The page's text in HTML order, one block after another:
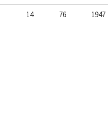
14 76 1947